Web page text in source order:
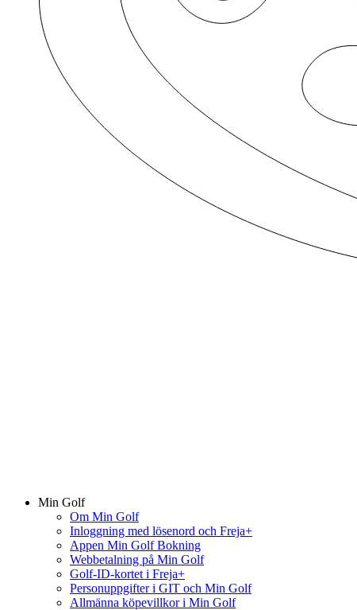
Min Golf
Om Min Golf
Inloggning med lösenord och Freja+
Appen Min Golf Bokning
Webbetalning på Min Golf
Golf-ID-kortet i Freja+
Personuppgifter i GIT och Min Golf
Allmänna köpevillkor i Min Golf